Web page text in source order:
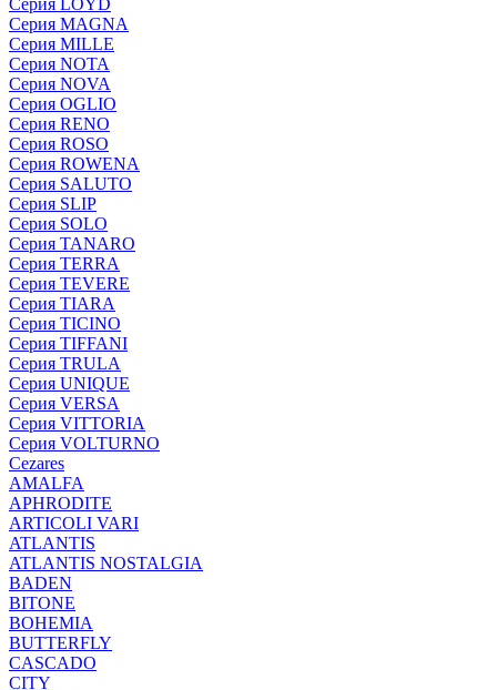
Серия LOYD
Серия MAGNA
Серия MILLE
Серия NOTA
Серия NOVA
Серия OGLIO
Серия RENO
Серия ROSO
Серия ROWENA
Серия SALUTO
Серия SLIP
Серия SOLO
Серия TANARO
Серия TERRA
Серия TEVERE
Серия TIARA
Серия TICINO
Серия TIFFANI
Серия TRULA
Серия UNIQUE
Серия VERSA
Серия VITTORIA
Серия VOLTURNO
Cezares
AMALFA
APHRODITE
ARTICOLI VARI
ATLANTIS
ATLANTIS NOSTALGIA
BADEN
BITONE
BOHEMIA
BUTTERFLY
CASCADO
CITY